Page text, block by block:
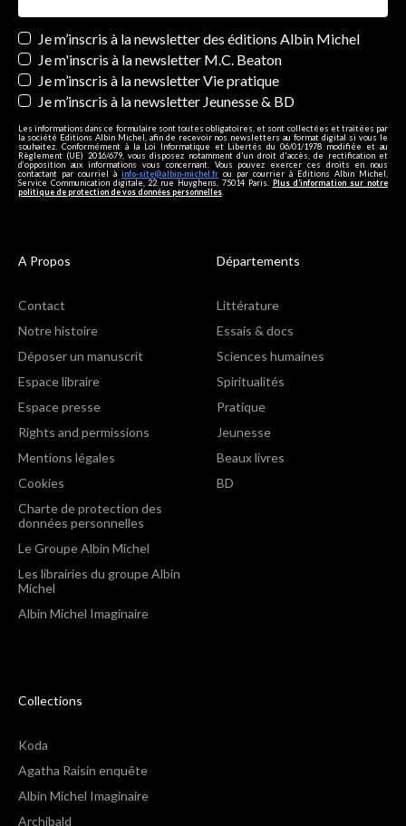
Newsletters
Je m’inscris à la newsletter des éditions Albin Michel
Je m'inscris à la newsletter M.C. Beaton
Je m’inscris à la newsletter Vie pratique
Je m’inscris à la newsletter Jeunesse & BD
Les informations dans ce formulaire sont toutes obligatoires, et sont collectées et traitées par
la société Editions Albin Michel, afin de recevoir nos newsletters au format digital si vous le
souhaitez. Conformément à la Loi Informatique et Libertés du 06/01/1978 modifiée et au
Règlement (UE) 2016/679, vous disposez notamment d'un droit d'accès, de rectification et
d’opposition aux informations vous concernant. Vous pouvez exercer ces droits en nous
contactant par courriel à info-site@albin-michel.fr ou par courrier à Editions Albin Michel,
Service Communication digitale, 22 rue Huyghens, 75014 Paris. Plus d’information sur notre
politique de protection de vos données personnelles
A Propos
Contact
Notre histoire
Déposer un manuscrit
Espace libraire
Espace presse
Rights and permissions
Mentions légales
Cookies
Charte de protection des
données personnelles
Le Groupe Albin Michel
Les librairies du groupe Albin
Michel
Albin Michel Imaginaire
Départements
Littérature
Essais & docs
Sciences humaines
Spiritualités
Pratique
Jeunesse
Beaux livres
BD
Collections
Koda
Agatha Raisin enquête
Albin Michel Imaginaire
Archibald